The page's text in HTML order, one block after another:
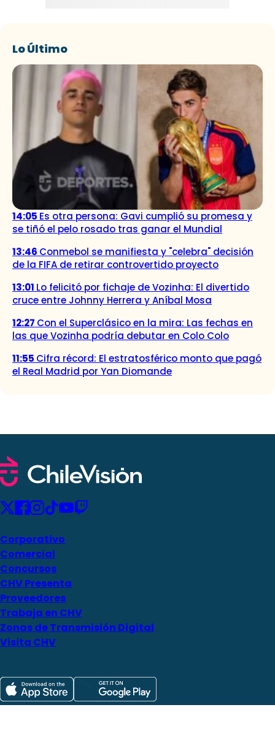
Lo Último
14:05 Es otra persona: Gavi cumplió su promesa y
se tiñó el pelo rosado tras ganar el Mundial
13:46 Conmebol se manifiesta y "celebra" decisión
de la FIFA de retirar controvertido proyecto
13:01 Lo felicitó por fichaje de Vozinha: El divertido
cruce entre Johnny Herrera y Aníbal Mosa
12:27 Con el Superclásico en la mira: Las fechas en
las que Vozinha podría debutar en Colo Colo
11:55 Cifra récord: El estratosférico monto que pagó
el Real Madrid por Yan Diomande
Corporativo
Comercial
Concursos
CHV Presenta
Proveedores
Trabaja en CHV
Zonas de Transmisión Digital
Visita CHV